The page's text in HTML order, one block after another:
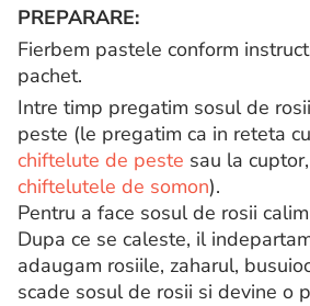
PREPARARE:
Fierbem pastele conform
pachet.
Intre timp pregatim sosul de
peste (le pregatim ca in reteta cu
chiftelute de peste sau la
chiftelutele de somon).
Pentru a face sosul de rosii
Dupa ce se caleste, il
adaugam rosiile, zaharul,
scade sosul de rosii si devine o